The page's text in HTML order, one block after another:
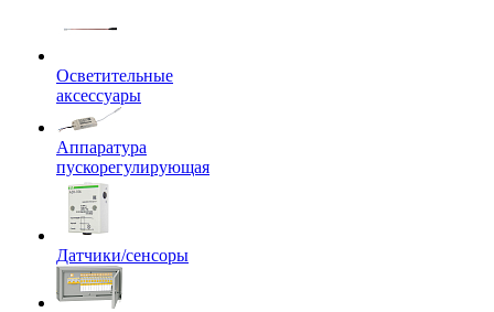
Осветительные
аксессуары
Аппаратура
пускорегулирующая
Датчики/сенсоры